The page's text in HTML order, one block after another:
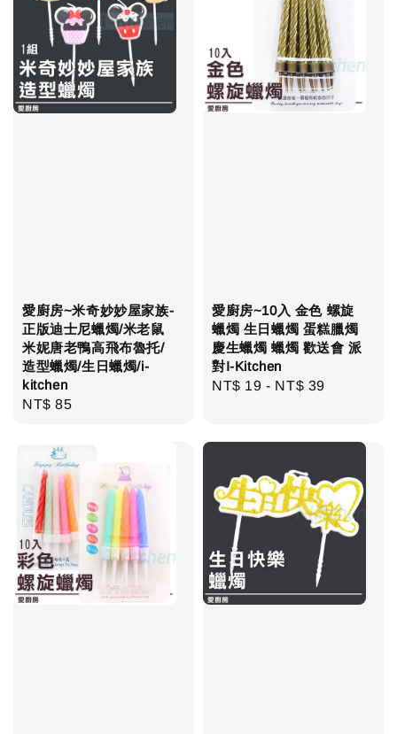
愛廚房~米奇妙妙屋家族-
正版迪士尼蠟燭/米老鼠
米妮唐老鴨高飛布魯托/
造型蠟燭/生日蠟燭/i-
kitchen
Regular
NT$ 85
愛廚房~10入 金色 螺旋
蠟燭 生日蠟燭 蛋糕臘燭
慶生蠟燭 蠟燭 歡送會 派
對I-Kitchen
Regular
NT$ 19 - NT$ 39